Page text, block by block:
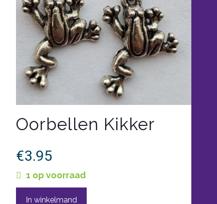
Oorbellen Kikker
€3.95
1 op voorraad
In winkelmand